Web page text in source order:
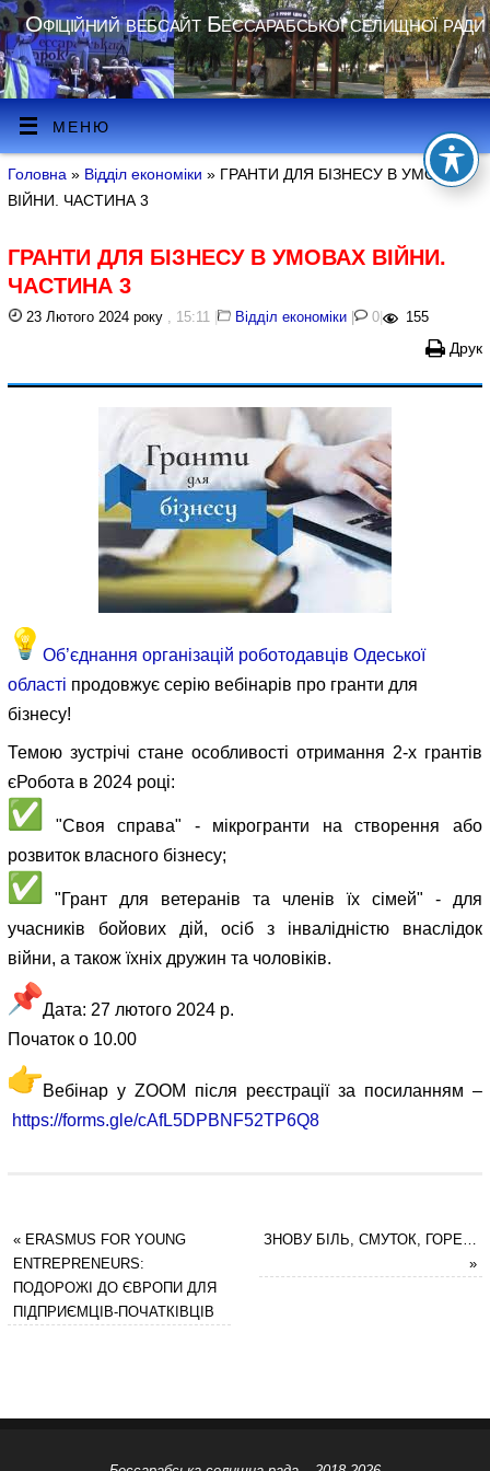
Офіційний вебсайт Бессарабської селищної ради
МЕНЮ
Головна » Відділ економіки » ГРАНТИ ДЛЯ БІЗНЕСУ В УМОВАХ
ВІЙНИ. ЧАСТИНА 3
ГРАНТИ ДЛЯ БІЗНЕСУ В УМОВАХ ВІЙНИ.
ЧАСТИНА 3
23 Лютого 2024 року , 15:11 | Відділ економіки | 0 | 155
Друк
Об’єднання організацій роботодавців Одеської
області продовжує серію вебінарів про гранти для
бізнесу!
Темою зустрічі стане особливості отримання 2-х грантів
єРобота в 2024 році:
"Своя справа" - мікрогранти на створення або
розвиток власного бізнесу;
"Грант для ветеранів та членів їх сімей" - для
учасників бойових дій, осіб з інвалідністю внаслідок
війни, а також їхніх дружин та чоловіків.
Дата: 27 лютого 2024 р.
Початок о 10.00
Вебінар у ZOOM після реєстрації за посиланням –
https://forms.gle/cAfL5DPBNF52TP6Q8
«ERASMUS FOR YOUNG
ENTREPRENEURS:
ПОДОРОЖІ ДО ЄВРОПИ ДЛЯ
ПІДПРИЄМЦІВ-ПОЧАТКІВЦІВ
ЗНОВУ БІЛЬ, СМУТОК, ГОРЕ…
»